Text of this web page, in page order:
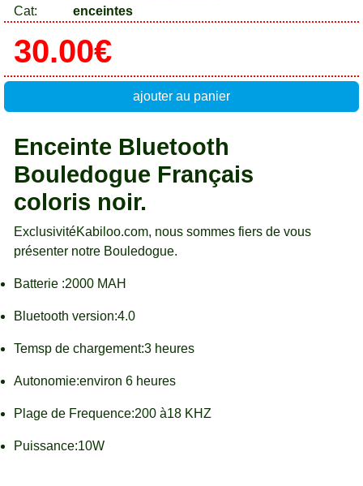
Cat:
enceintes
30.00€
ajouter au panier
Enceinte Bluetooth
Bouledogue Français
coloris noir.
ExclusivitéKabiloo.com, nous sommes fiers de vous
présenter notre Bouledogue.
Batterie :2000 MAH
Bluetooth version:4.0
Temsp de chargement:3 heures
Autonomie:environ 6 heures
Plage de Frequence:200 à18 KHZ
Puissance:10W